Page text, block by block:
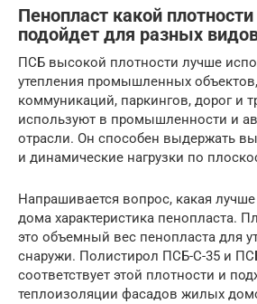
Пенопласт какой
подойдет для разных
ПСБ высокой плотности лучше
утепления промышленных
коммуникаций, паркингов, дорог и
используют в промышленности и
отрасли. Он способен выдержать
и динамические нагрузки по
Напрашивается вопрос, какая
дома характеристика пенопласта.
это объемный вес пенопласта для
снаружи. Полистирол ПСБ-С-35 и
соответствует этой плотности и
теплоизоляции фасадов жилых